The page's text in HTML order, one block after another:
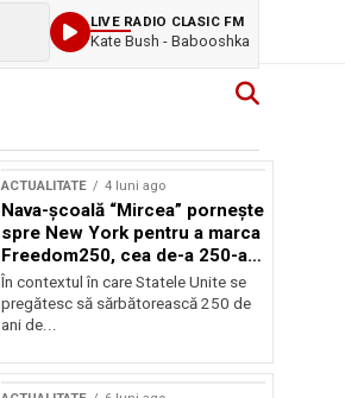
LIVE RADIO CLASIC FM
Kate Bush - Babooshka
ACTUALITATE 4 luni ago
Nava-școală “Mircea” pornește
spre New York pentru a marca
Freedom250, cea de-a 250-a
aniversare a Statelor Unite
În contextul în care Statele Unite se
pregătesc să sărbătorească 250 de
ani de...